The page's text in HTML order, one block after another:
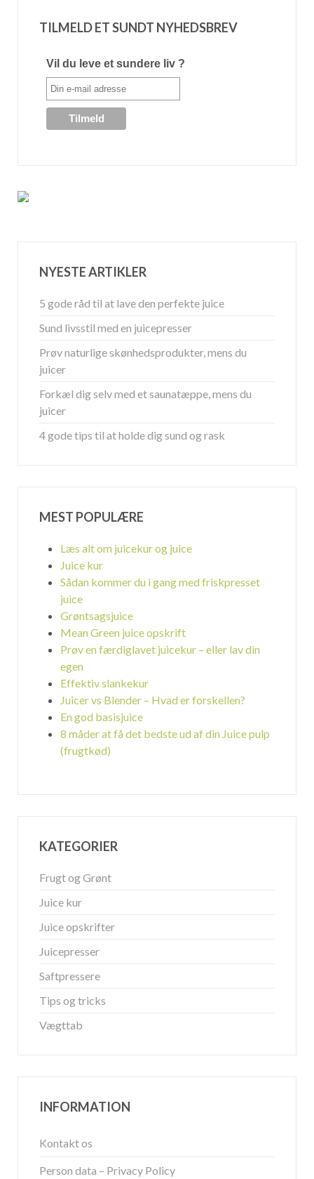
TILMELD ET SUNDT NYHEDSBREV
Vil du leve et sundere liv ?
NYESTE ARTIKLER
5 gode råd til at lave den perfekte juice
Sund livsstil med en juicepresser
Prøv naturlige skønhedsprodukter, mens du
juicer
Forkæl dig selv med et saunatæppe, mens du
juicer
4 gode tips til at holde dig sund og rask
MEST POPULÆRE
Læs alt om juicekur og juice
Juice kur
Sådan kommer du i gang med friskpresset
juice
Grøntsagsjuice
Mean Green juice opskrift
Prøv en færdiglavet juicekur – eller lav din
egen
Effektiv slankekur
Juicer vs Blender – Hvad er forskellen?
En god basisjuice
8 måder at få det bedste ud af din Juice pulp
(frugtkød)
KATEGORIER
Frugt og Grønt
Juice kur
Juice opskrifter
Juicepresser
Saftpressere
Tips og tricks
Vægttab
INFORMATION
Kontakt os
Person data – Privacy Policy